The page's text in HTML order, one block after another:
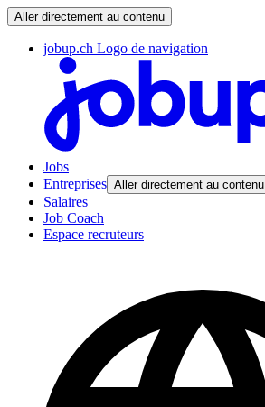
Aller directement au contenu
jobup.ch Logo de navigation
Jobs
Entreprises Aller directement au contenu
Salaires
Job Coach
Espace recruteurs